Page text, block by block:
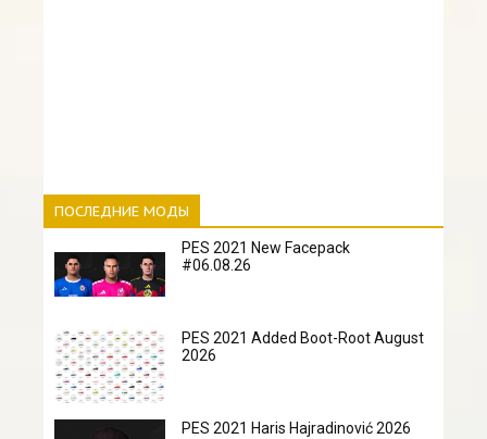
ПОСЛЕДНИЕ МОДЫ
PES 2021 New Facepack
#06.08.26
PES 2021 Added Boot-Root August
2026
PES 2021 Haris Hajradinović 2026